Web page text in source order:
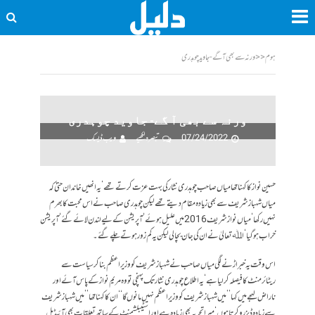
ہوم<<ورنہ سے بھی آ گے- جاوید چوہدری
ورنہ سے بھی آ گے- جاوید چوہدری
07/24/2022
تبصرہ لکھیے ویب ڈیسک
حسین نواز کا کہنا تھا میاں صاحب چوہدری نثار کی بہت عزت کرتے تھے‘ یہ انھیں خاندان حتیٰ کہ
میاں شہباز شریف سے بھی زیادہ مقام دیتے تھے لیکن چوہدری صاحب نے اس محبت کا بھرم
نہیں رکھا‘ میاں نواز شریف 2016 میں علیل ہوئے‘ آپریشن کے لیے لندن لائے گئے‘ آپریشن
خراب ہو گیا‘ اﷲ تعالیٰ نے ان کی جان بچا لی لیکن یہ کم زور ہوتے چلے گئے۔
اس وقت یہ خبر اڑنے لگی میاں صاحب نے شہباز شریف کو وزیراعظم بنا کر سیاست سے
ریٹائرمنٹ کا فیصلہ کر لیا ہے‘ یہ اطلاع چوہدری نثار تک پہنچی تو وہ مریم نواز کے پاس آئے اور
ناراض لہجے میں کہا ’’میں شہباز شریف کو وزیراعظم نہیں مانوں گا‘‘ ان کا کہنا تھا ’’میں شہباز شریف